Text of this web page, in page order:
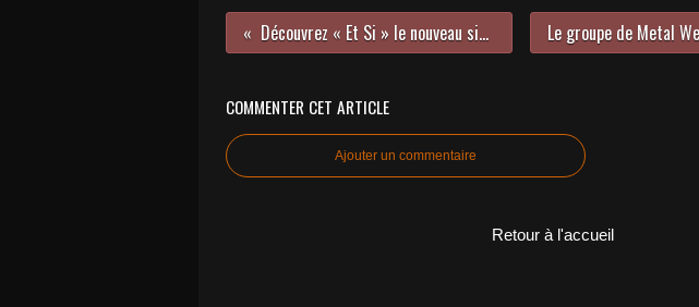
Découvrez « Et Si » le nouveau single de Sinsémilia !
COMMENTER CET ARTICLE
Ajouter un commentaire
Retour à l'accueil